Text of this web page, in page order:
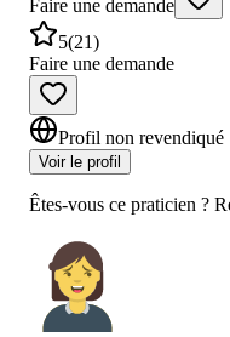
Faire une demande
5(21)
Faire une demande
Profil non revendiqué
Voir le profil
Êtes-vous ce praticien ?